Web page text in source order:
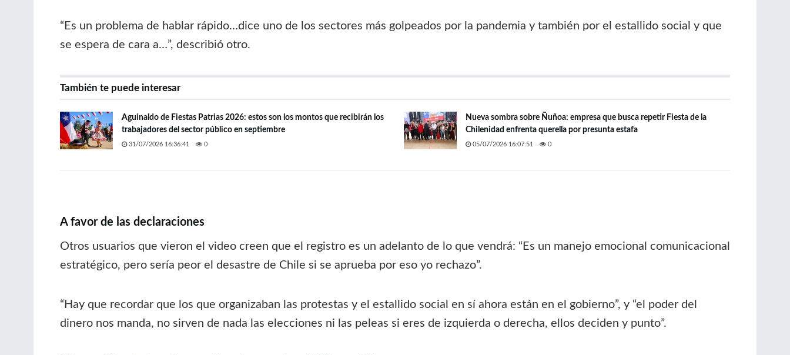
“Es un problema de hablar rápido…dice uno de los sectores más golpeados por la pandemia y también por el estallido social y que
se espera de cara a…”, describió otro.
También te puede interesar
Aguinaldo de Fiestas Patrias 2026: estos son los montos que recibirán los
trabajadores del sector público en septiembre
31/07/2026 16:36:41 0
Nueva sombra sobre Ñuñoa: empresa que busca repetir Fiesta de la
Chilenidad enfrenta querella por presunta estafa
05/07/2026 16:07:51 0
A favor de las declaraciones
Otros usuarios que vieron el video creen que el registro es un adelanto de lo que vendrá: “Es un manejo emocional comunicacional
estratégico, pero sería peor el desastre de Chile si se aprueba por eso yo rechazo”.
“Hay que recordar que los que organizaban las protestas y el estallido social en sí ahora están en el gobierno”, y “el poder del
dinero nos manda, no sirven de nada las elecciones ni las peleas si eres de izquierda o derecha, ellos deciden y punto”.